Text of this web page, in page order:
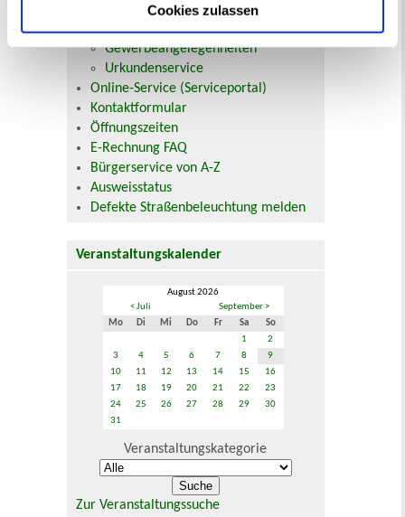
Cookies zulassen
Beurkundung Vaterschaft, Sorge
und Unterhalt
Gewerbeangelegenheiten
Urkundenservice
Online-Service (Serviceportal)
Kontaktformular
Öffnungszeiten
E-Rechnung FAQ
Bürgerservice von A-Z
Ausweisstatus
Defekte Straßenbeleuchtung melden
Veranstaltungskalender
August 2026
< Juli
September >
Mo
Di Mi Do Fr Sa
So
1
2
3
4 5 6 7 8
9
10
11 12 13 14 15
16
17
18 19 20 21 22
23
24
25 26 27 28 29
30
31
Veranstaltungskategorie
Zur Veranstaltungssuche